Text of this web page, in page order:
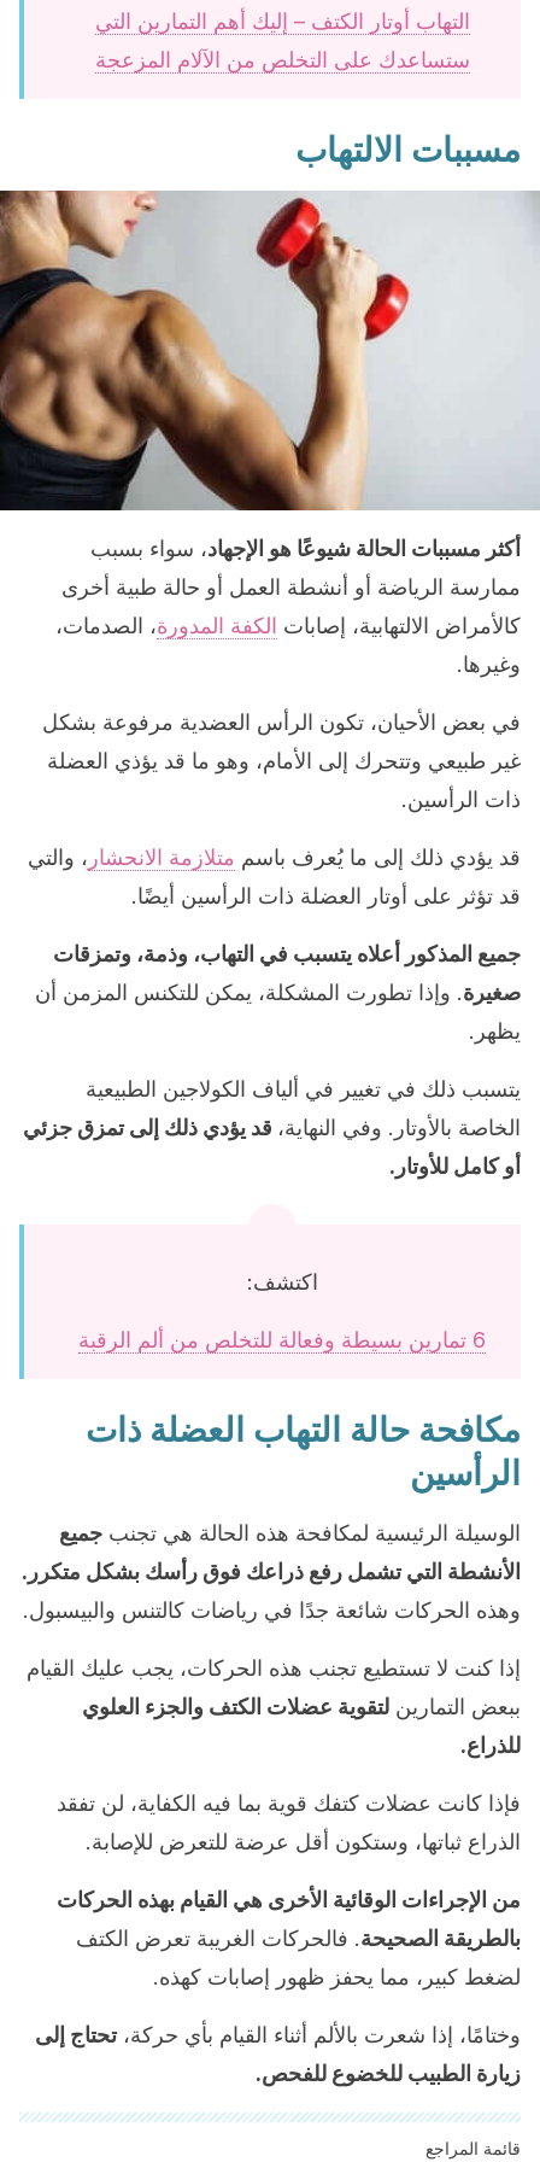
التهاب أوتار الكتف – إليك أهم التمارين التي
ستساعدك على التخلص من الآلام المزعجة
مسببات الالتهاب
أكثر مسببات الحالة شيوعًا هو الإجهاد، سواء بسبب
ممارسة الرياضة أو أنشطة العمل أو حالة طبية أخرى
كالأمراض الالتهابية، إصابات الكفة المدورة، الصدمات،
وغيرها.
في بعض الأحيان، تكون الرأس العضدية مرفوعة بشكل
غير طبيعي وتتحرك إلى الأمام، وهو ما قد يؤذي العضلة
ذات الرأسين.
قد يؤدي ذلك إلى ما يُعرف باسم متلازمة الانحشار ، والتي
قد تؤثر على أوتار العضلة ذات الرأسين أيضًا.
جميع المذكور أعلاه يتسبب في التهاب، وذمة، وتمزقات
صغيرة. وإذا تطورت المشكلة، يمكن للتكنس المزمن أن
يظهر.
يتسبب ذلك في تغيير في ألياف الكولاجين الطبيعية
الخاصة بالأوتار. وفي النهاية، قد يؤدي ذلك إلى تمزق جزئي
أو كامل للأوتار.
اكتشف:
6 تمارين بسيطة وفعالة للتخلص من ألم الرقبة
مكافحة حالة التهاب العضلة ذات
الرأسين
الوسيلة الرئيسية لمكافحة هذه الحالة هي تجنب جميع
الأنشطة التي تشمل رفع ذراعك فوق رأسك بشكل متكرر.
وهذه الحركات شائعة جدًا في رياضات كالتنس والبيسبول.
إذا كنت لا تستطيع تجنب هذه الحركات، يجب عليك القيام
ببعض التمارين لتقوية عضلات الكتف والجزء العلوي
للذراع.
فإذا كانت عضلات كتفك قوية بما فيه الكفاية، لن تفقد
الذراع ثباتها، وستكون أقل عرضة للتعرض للإصابة.
من الإجراءات الوقائية الأخرى هي القيام بهذه الحركات
بالطريقة الصحيحة. فالحركات الغريبة تعرض الكتف
لضغط كبير، مما يحفز ظهور إصابات كهذه.
وختامًا، إذا شعرت بالألم أثناء القيام بأي حركة،تحتاج إلى
زيارة الطبيب للخضوع للفحص.
قائمة المراجع